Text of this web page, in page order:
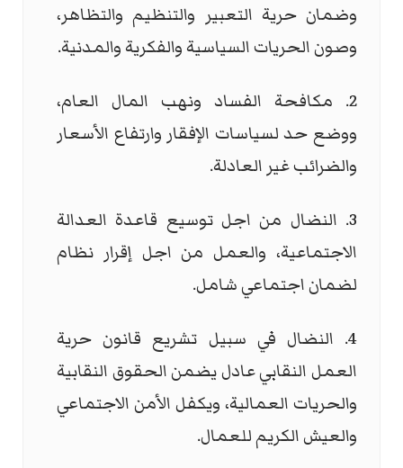
وضمان حرية التعبير والتنظيم والتظاهر،
وصون الحريات السياسية والفكرية والمدنية.
2. مكافحة الفساد ونهب المال العام،
ووضع حد لسياسات الإفقار وارتفاع الأسعار
والضرائب غير العادلة.
3. النضال من اجل توسيع قاعدة العدالة
الاجتماعية، والعمل من اجل إقرار نظام
لضمان اجتماعي شامل.
4. النضال في سبيل تشريع قانون حرية
العمل النقابي عادل يضمن الحقوق النقابية
والحريات العمالية، ويكفل الأمن الاجتماعي
والعيش الكريم للعمال.